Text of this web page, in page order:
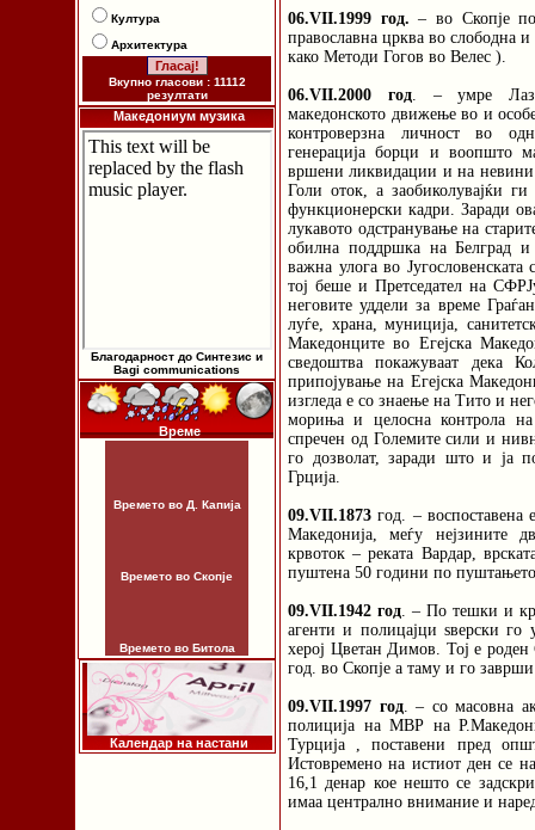
Култура
Архитектура
Вкупно гласови : 11112
резултати
Македониум музика
Благодарност до Синтезис и
Bagi communications
Време
Времето во Д. Капија
Времето во Скопје
Времето во Битола
Календар на настани
06.VII.1999 год. – во Скопје
православна црква во слободна
како Методи Гогов во Велес ).
06.VII.2000 год. – умре
македонското движење во и
контроверзна личност во
генерација борци и воопшто
вршени ликвидации и на
Голи оток, а заобиколувајќи
функционерски кадри. Заради
лукавото одстранување на
обилна поддршка на Белград
важна улога во
тој беше и Претседател на
неговите уддели за време
луѓе, храна, муниција,
Македонците во Егејска
сведоштва покажуваат дека
припојување на Егејска
изгледа е со знаење на Тито и
мориња и целосна контрола
спречен од Големите сили и
го дозволат, заради што и ја
Грција.
09.VII.1873 год. – воспоставена
Македонија, меѓу нејзините
крвоток – реката Вардар,
пуштена 50 години по пуштањето
09.VII.1942 год. – По тешки и
агенти и полицајци ѕверски го
херој Цветан Димов. Тој е
год. во Скопје а таму и го
09.VII.1997 год. – со масовна
полиција на МВР на
Турција , поставени пред
Истовремено на истиот ден се
16,1 денар кое нешто се
имаа централно внимание и